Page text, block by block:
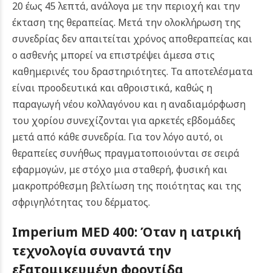
20 έως 45 λεπτά, ανάλογα με την περιοχή και την
έκταση της θεραπείας. Μετά την ολοκλήρωση της
συνεδρίας δεν απαιτείται χρόνος αποθεραπείας και
ο ασθενής μπορεί να επιστρέψει άμεσα στις
καθημερινές του δραστηριότητες. Τα αποτελέσματα
είναι προοδευτικά και αθροιστικά, καθώς η
παραγωγή νέου κολλαγόνου και η αναδιαμόρφωση
του χορίου συνεχίζονται για αρκετές εβδομάδες
μετά από κάθε συνεδρία. Για τον λόγο αυτό, οι
θεραπείες συνήθως πραγματοποιούνται σε σειρά
εφαρμογών, με στόχο μια σταθερή, φυσική και
μακροπρόθεσμη βελτίωση της ποιότητας και της
σφριγηλότητας του δέρματος.
Imperium MED 400: Όταν η ιατρική
τεχνολογία συναντά την
εξατομικευμένη φροντίδα